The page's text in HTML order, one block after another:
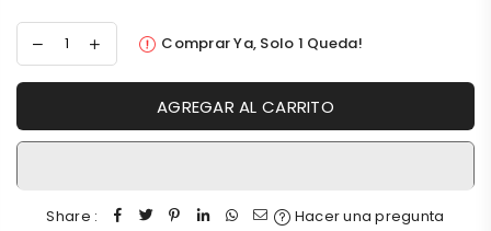
Comprar Ya, Solo 1 Queda!
AGREGAR AL CARRITO
Share : Hacer una pregunta